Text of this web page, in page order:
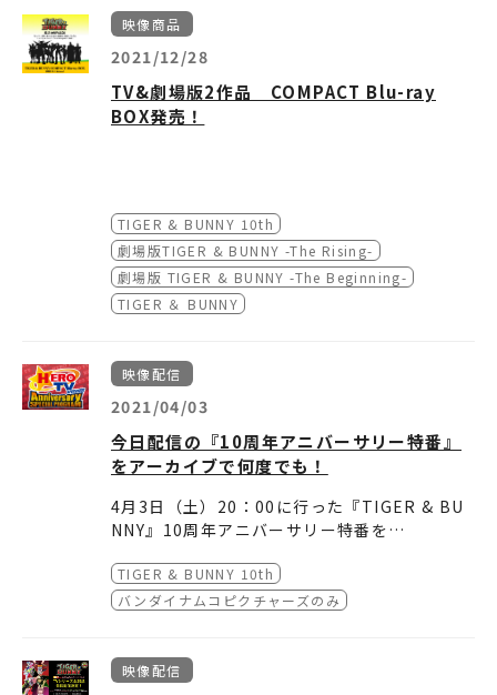
ふたり、鏑木・T・虎徹/ワイルドタイガー役の
平田広明、そしてバーナビー・ブルックス Jr.
役の森田成一が登場し、肘タッチで共にステー
ジに立てた喜びを表現。続いて、寿美菜子、楠
大典、伊瀬茉莉也、井上剛らレギュラーメンバ
ーたちが、それぞれのキャラクターの決め台詞
れると、キャストたちがサプライズで登場。ト
ーマス・トーラス/ヒーイズトーマス役は島﨑
信長が、仙石 昂/Mr.ブラック役は千葉翔也が、
ラーラ・チャイコスカヤ/マジカルキャット役
は楠木ともりが演じることが発表された。
続いてもうひとつのメインイベントである、
プレイスメント企業の発表コーナーがスター
ト。今回、『タイバニ2』にプレイスメント企
業として参加するのは総勢54社。ジャンルを問
わない個性豊かな企業が勢揃いした。その企業
ーが乗るダブルチェイサーに付くプレイスメン
トの情報も解禁された。
前半戦ラストは、『タイバニ2』の新作PVを
公開。新ヒーローの活躍シーンを交えたものと
o」が担当することが初めて公開され、本人の
コメントも流された。
リーディレクター）、桂正和（キャラクターデ
ザイン、ヒーローデザイン）のメインスタッフ
3名が出演。さらにMCとして、平田、森田も再
び登壇した。3名からは作品への意気込みだけ
でなく、初公開の裏話も。「作品を表す一文字
による新ヒーロースーツ解説といった、作品作
りにまつわる濃い話が展開された。最後は3名
から、「楽しみに待ちましょう。面白いと思う
んで」（桂）、「みなさんの思いを汲んで作品
を作ってきたので、よろしくお願いいたしま
す」（西田）、「思いをこめました。ぜひ楽し
みにしてください」（加瀬）と、それぞれメッ
セージを残してステージを降りた。
イベントもクライマックスに近づく中、UNI
SON SQUARE GARDENのライブセッティング
が完了するまでのお楽しみタイムとして、ヒー
移動。観客は新しくなったスーツを間近で見る
ことができた。さらに、津田、岡本からのビデ
オメッセージが流されたほか、観客全員でウェ
ーブを行い、会場の一体感は最高潮に。
QUARE GARDENのライブがスタート。これま
で『タイバニ』に提供してきた楽曲を中心とし
たメドレー（「harmonized finale」～「リ
ニアブルーを聴きながら」～「I wanna belie
ve、夜を行く」）と「オリオンをなぞる」が演
奏されたのち、ラストに『タイバニ2』のオー
プニングテーマとなる「kaleido proud fiest
a」を本邦初披露。観客は総立ちで大いに盛り
ライブ終了後、再びキャスト陣とヒーローが
舞台に上がり、フォトセッションタイムへ。そ
の後、キャスト陣から熱い意気込みと感謝のメ
ッセージが届けられ、昼の部は終了した。
直後に行われた夜の部は、キャストを中心と
した内容に。新ヒーロー3人を交えた出演キャ
発表の振り返りコーナーなどが繰り広げられ
た。さらに夜の部の目玉として、本イベント用
しめるものや、『The Rising』の舞台となっ
たシーズンの授賞式にスポットを当てたショー
こうして大盛況のうちに幕を閉じた『TIGER
& BUNNY 2 -Precious EVE-』。『タイバニ
ものとなった。
TIGER & BUNNY 2 -Precious EVE-
ストを用いたグッズも多数登場！
イベントに向けていち早く手に入れたい方、そ
して『TIGER & BUNNY 2』のスタートが待ち
きれない方、
ぜひ気分高まるラインナップにご注目下さい！
ご予約はこちらから
予約期間：12/24 12:00～1/31 23:59まで
※商品のお届けは2/25を予定しています。
※注意事項
・お一人様1商材・1会計あたり9点まで
■イベント情報
【イベント名】「TIGER & BUNNY 2 Preciou
【開催日時】2022年3月12日(土)
＜昼の部＞開場13時00分/開演14時00分
＜夜の部＞開場17時30分/開演18時30分
【開催場所】幕張メッセ イベントホール
【イベント公式サイト】http://www.tigeran
dbunny.net/TB2/PreciousEVE/
≪プレリクエスト先行（抽選）≫
022年1月10日（月・祝）23：59
当落確認・入金期間：2022年1月14日（金）1
nny2-preciouseve
映像商品
2021/12/28
TV&劇場版2作品 COMPACT Blu-ray
BOX発売！
『TIGER & BUNNY』10周年を記念してコンパ
クト＆リーズナブルなCOMPACT Blu-ray BO
Xが発売決定！
詳細は特設ページ
【商品概要】
●TIGER & BUNNY COMPACT Blu-ray BOX
価格 …￥16,500（10%税込）／￥15,00
0（税抜）
●劇場版 TIGER & BUNNY COMPACT Blu-ra
価格 …￥5,500（10%税込）／￥5,000
（税抜）
「劇場版 TIGER & BUNNY -The
TIGER & BUNNY 10th
劇場版TIGER & BUNNY -The Rising-
劇場版 TIGER & BUNNY -The Beginning-
TIGER ＆ BUNNY
映像配信
2021/04/03
今日配信の『10周年アニバーサリー特番』
をアーカイブで何度でも！
4月3日（土）20：00に行った『TIGER & BU
NNY』10周年アニバーサリー特番を
定期間アーカイブいたします。
途中からご覧になった方も、まだご覧になって
いない方も是非ご視聴下さい！
ャンネル
TIGER & BUNNY 10th
バンダイナムコピクチャーズのみ
映像配信